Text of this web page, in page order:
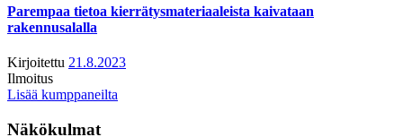
Parempaa tietoa kierrätysmateriaaleista kaivataan
rakennusalalla
Kirjoitettu 21.8.2023
Ilmoitus
Lisää kumppaneilta
Näkökulmat